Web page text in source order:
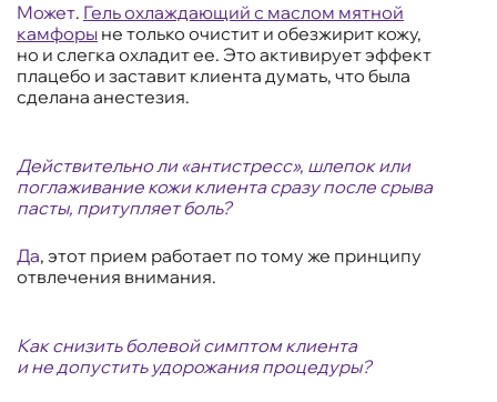
Может. Гель охлаждающий с маслом мятной
камфоры не только очистит и обезжирит кожу,
но и слегка охладит ее. Это активирует эффект
плацебо и заставит клиента думать, что была
сделана анестезия.
Действительно ли «антистресс», шлепок или
поглаживание кожи клиента сразу после срыва
пасты, притупляет боль?
Да, этот прием работает по тому же принципу
отвлечения внимания.
Как снизить болевой симптом клиента
и не допустить удорожания процедуры?